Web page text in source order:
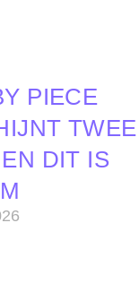
PIECE
TWEE
DIT IS